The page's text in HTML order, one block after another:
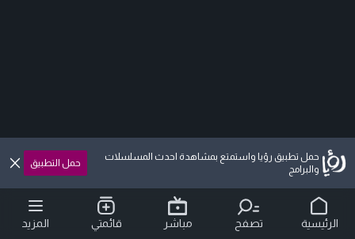
حمل تطبيق رؤيا واستمتع بمشاهدة احدث المسلسلات
والبرامج
حمل التطبيق
الرئيسية تصفح مباشر قائمتي المزيد